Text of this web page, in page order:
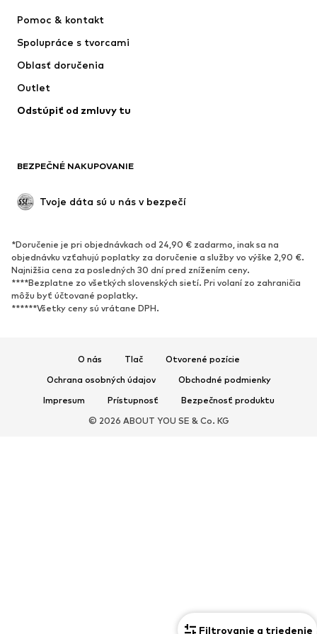
Filtrovanie a triedenie
ADIDAS PERFORMANCE
Pomoc & kontakt
Spolupráce s tvorcami
Oblasť doručenia
Outlet
Odstúpiť od zmluvy tu
BEZPEČNÉ NAKUPOVANIE
Tvoje dáta sú u nás v bezpečí
*Doručenie je pri objednávkach od 24,90 € zadarmo, inak sa na
objednávku vzťahujú poplatky za doručenie a služby vo výške 2,90 €.
Najnižšia cena za posledných 30 dní pred znížením ceny.
****Bezplatne zo všetkých slovenských sietí. Pri volaní zo zahraničia
môžu byť účtované poplatky.
******Všetky ceny sú vrátane DPH.
O nás Tlač
Otvorené pozície
Ochrana osobných údajov
Obchodné podmienky
Impresum
Prístupnosť
Bezpečnosť produktu
© 2026 ABOUT YOU SE & Co. KG